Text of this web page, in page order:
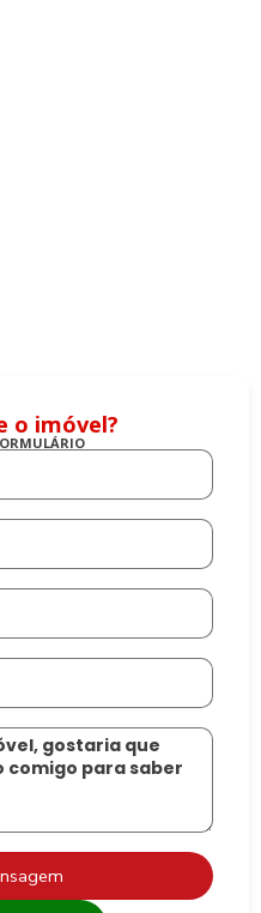
o imóvel?